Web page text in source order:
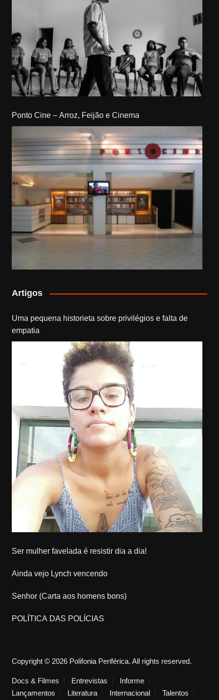
Ponto Cine – Arroz, Feijão e Cinema
Artigos
Uma pequena historieta sobre privilégios e falta de
empatia
Ser mulher favelada é resistir dia a dia!
Ainda vejo Lynch vencendo
Senhor (Carta aos homens bons)
POLÍTICA DAS POLÍCIAS
Copyright © 2026 Polifonia Periférica. All rights reserved.
Docs & Filmes Entrevistas
Informe
Lançamentos
Literatura Internacional
Talentos